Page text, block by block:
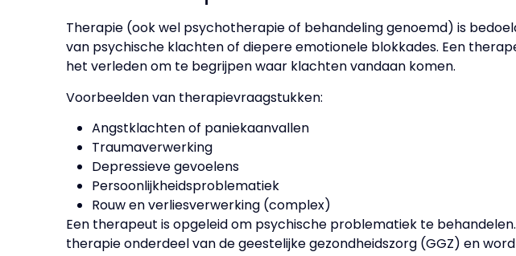
Therapie (ook wel psychotherapie of behandeling genoemd) is
van psychische klachten of diepere emotionele blokkades. Een
het verleden om te begrijpen waar klachten vandaan komen.
Voorbeelden van therapievraagstukken:
Angstklachten of paniekaanvallen
Traumaverwerking
Depressieve gevoelens
Persoonlijkheidsproblematiek
Rouw en verliesverwerking (complex)
Een therapeut is opgeleid om psychische problematiek te
therapie onderdeel van de geestelijke gezondheidszorg (GGZ) en